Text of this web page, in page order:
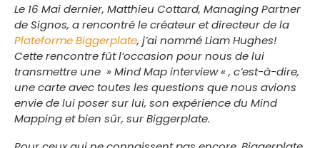
Le 16 Mai dernier, Matthieu Cottard, Managing Partner
de Signos, a rencontré le créateur et directeur de la
Plateforme Biggerplate, j’ai nommé Liam Hughes!
Cette rencontre fût l’occasion pour nous de lui
transmettre une » Mind Map interview « , c’est-à-dire,
une carte avec toutes les questions que nous avions
envie de lui poser sur lui, son expérience du Mind
Mapping et bien sûr, sur Biggerplate.